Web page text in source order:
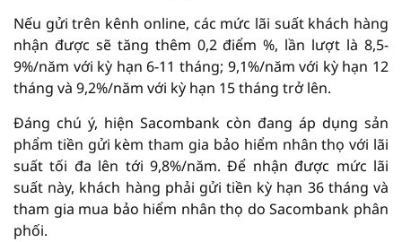
Nếu gửi trên kênh online, các mức lãi suất khách hàng
nhận được sẽ tăng thêm 0,2 điểm %, lần lượt là 8,5-
9%/năm với kỳ hạn 6-11 tháng; 9,1%/năm với kỳ hạn 12
tháng và 9,2%/năm với kỳ hạn 15 tháng trở lên.
Đáng chú ý, hiện Sacombank còn đang áp dụng sản
phẩm tiền gửi kèm tham gia bảo hiểm nhân thọ với lãi
suất tối đa lên tới 9,8%/năm. Để nhận được mức lãi
suất này, khách hàng phải gửi tiền kỳ hạn 36 tháng và
tham gia mua bảo hiểm nhân thọ do Sacombank phân
phối.